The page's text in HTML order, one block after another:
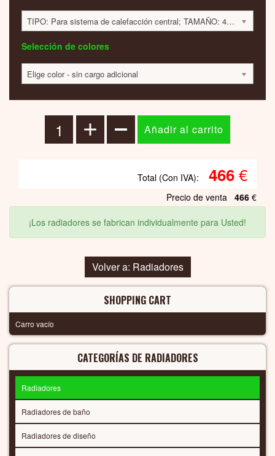
TIPO: Para sistema de calefacción central; TAMAÑO: 400x205x57 mm; 111 VATIOS; 466 EUR
Selección de colores
Elige color - sin cargo adicional
Total (Con IVA): 466€
Precio de venta 466 €
¡Los radiadores se fabrican individualmente para Usted!
Volver a: Radiadores
SHOPPING CART
Carro vacío
CATEGORÍAS DE RADIADORES
Radiadores
Radiadores de baño
Radiadores de diseño